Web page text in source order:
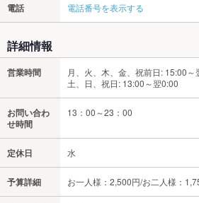
電話 電話番号を表示する
詳細情報
営業時間
月、火、木、金、祝前日: 15:00～
土、日、祝日: 13:00～翌0:00
お問い合わ
せ時間
13：00～23：00
定休日 水
予算詳細 お一人様：2,500円/お二人様：